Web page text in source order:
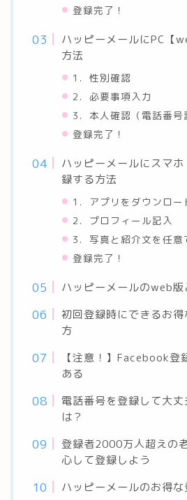
登録完了！
ハッピーメールにPC【
方法
1．性別確認
2．必要事項入力
3．本人確認（電話番号
登録完了！
ハッピーメールにスマ
録する方法
1．アプリをダウンロー
2．プロフィール記入
3．写真と紹介文を任意
登録完了！
ハッピーメールのweb
初回登録時にできるお
方
【注意！】Facebook登
ある
電話番号を登録して大
は？
登録者2000万人超えの
心して登録しよう
ハッピーメールのお得